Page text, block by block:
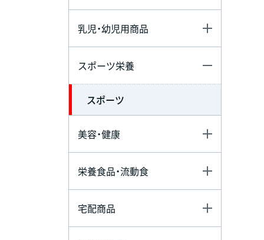
乳児・幼児用商品
スポーツ栄養
スポーツ
美容・健康
栄養食品・流動食
宅配商品